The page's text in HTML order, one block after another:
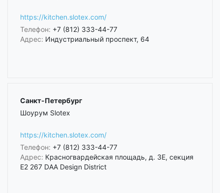
https://kitchen.slotex.com/
Телефон: +7 (812) 333-44-77
Адрес: Индустриальный проспект, 64
Санкт-Петербург
Шоурум Slotex
https://kitchen.slotex.com/
Телефон: +7 (812) 333-44-77
Адрес: Красногвардейская площадь, д. 3Е, секция
Е2 267 DAA Design District